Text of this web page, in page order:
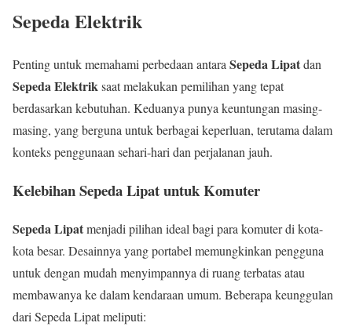
Sepeda Elektrik
Penting untuk memahami perbedaan antaraSepeda Lipatdan
Sepeda Elektriksaat melakukan pemilihan yang tepat
berdasarkan kebutuhan. Keduanya punya keuntungan masing-
masing, yang berguna untuk berbagai keperluan, terutama dalam
konteks penggunaan sehari-hari dan perjalanan jauh.
Kelebihan Sepeda Lipat untuk Komuter
Sepeda Lipatmenjadi pilihan ideal bagi para komuter di kota-
kota besar. Desainnya yang portabel memungkinkan pengguna
untuk dengan mudah menyimpannya di ruang terbatas atau
membawanya ke dalam kendaraan umum. Beberapa keunggulan
dari Sepeda Lipat meliputi: